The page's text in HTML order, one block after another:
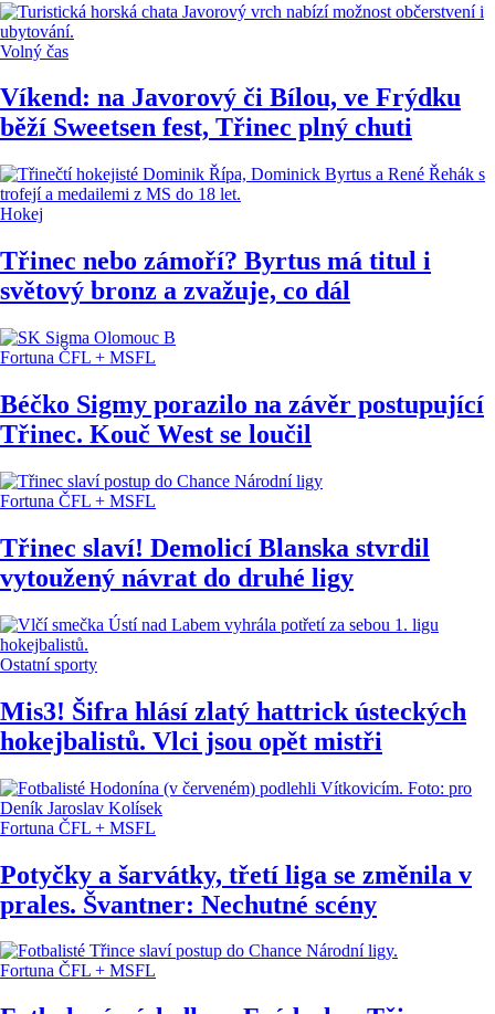
Volný čas
Víkend: na Javorový či Bílou, ve Frýdku
běží Sweetsen fest, Třinec plný chuti
Hokej
Třinec nebo zámoří? Byrtus má titul i
světový bronz a zvažuje, co dál
Fortuna ČFL + MSFL
Béčko Sigmy porazilo na závěr postupující
Třinec. Kouč West se loučil
Fortuna ČFL + MSFL
Třinec slaví! Demolicí Blanska stvrdil
vytoužený návrat do druhé ligy
Ostatní sporty
Mis3! Šifra hlásí zlatý hattrick ústeckých
hokejbalistů. Vlci jsou opět mistři
Fortuna ČFL + MSFL
Potyčky a šarvátky, třetí liga se změnila v
prales. Švantner: Nechutné scény
Fortuna ČFL + MSFL